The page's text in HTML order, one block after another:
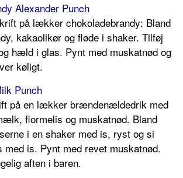
Alexander Punch
på lækker chokoladebrandy: Bland
kakaolikør og fløde i shaker. Tilføj
hæld i glas. Pynt med muskatnød og
køligt.
Punch
på en lækker brændenældedrik med
flormelis og muskatnød. Bland
i en shaker med is, ryst og si
med is. Pynt med revet muskatnød.
aften i baren.